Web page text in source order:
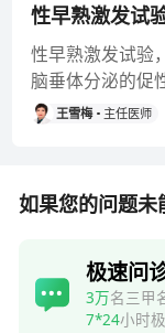
性早熟激发试
性早熟激发试验
脑垂体分泌的促
刺激素这两种激
王雪梅 主任医师
如果您的问题未
极速问
3万名三甲
7*24小时